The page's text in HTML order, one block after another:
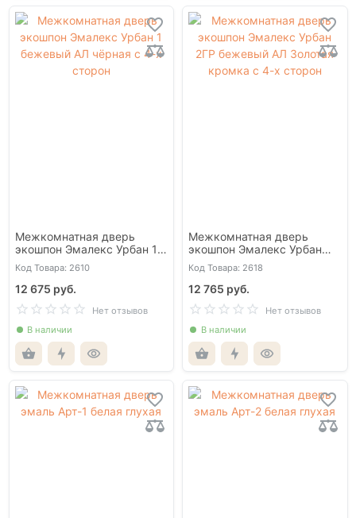
Межкомнатная дверь
экошпон Эмалекс Урбан 1
бежевый АЛ чёрная с 4-х
сторон
Код Товара: 2610
12 675 руб.
Нет отзывов
В наличии
Межкомнатная дверь
экошпон Эмалекс Урбан
2ГР бежевый АЛ Золотая
кромка с 4-х сторон
Код Товара: 2618
12 765 руб.
Нет отзывов
В наличии